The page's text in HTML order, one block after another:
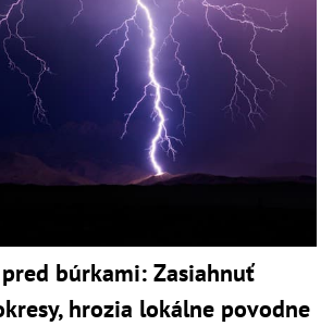
búrkami: Zasiahnuť
hrozia lokálne povodne